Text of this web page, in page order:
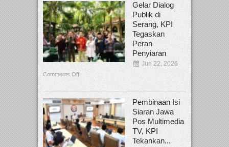
Gelar Dialog
Publik di
Serang, KPI
Tegaskan
Peran
Penyiaran
Jun 22, 2026
Comments Off
Pembinaan Isi
Siaran Jawa
Pos Multimedia
TV, KPI
Tekankan...